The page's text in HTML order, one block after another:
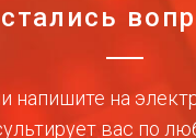
напишите на
вас по